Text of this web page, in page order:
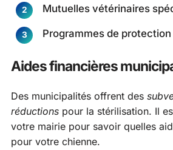
Mutuelles vétérinaires
Programmes de
Aides financières
Des municipalités offrent des
réductions pour la stérilisation. Il
votre mairie pour savoir quelles
pour votre chienne.